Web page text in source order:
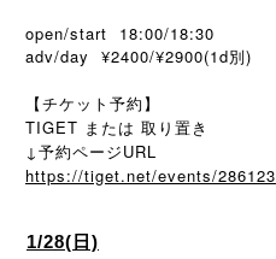
open/start 18:00/18:30
adv/day ¥2400/¥2900(1d別)
【チケット予約】
TIGET または 取り置き
↓予約ページURL
https://tiget.net/events/286123
1/28(日)